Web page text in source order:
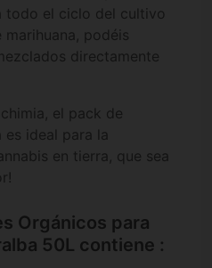
todo el ciclo del cultivo
podéis
directamente
el pack de
es ideal para la
en tierra, que sea
Orgánicos para
50L contiene :